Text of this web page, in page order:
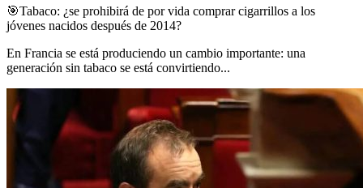
🎯Tabaco: ¿se prohibirá de por vida comprar cigarrillos a los
jóvenes nacidos después de 2014?
En Francia se está produciendo un cambio importante: una
generación sin tabaco se está convirtiendo...